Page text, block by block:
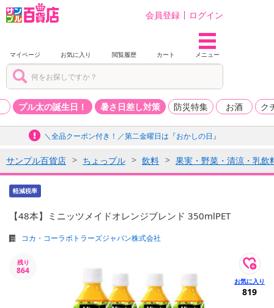
会員登録 ログイン
マイページ お気に入り 閲覧履歴 カート メニュー
プル太の誕生日！ 暑さ日差し対策 防災特集 お酒 ク
＼全品クーポン付き！／第二金曜日は『おかしの日』
サンプル百貨店 ちょっプル 飲料 果実・野菜・清涼・乳飲
軽減税率
【48本】ミニッツメイドオレンジブレンド 350mlPET
コカ・コーラボトラーズジャパン株式会社
残り
864
819